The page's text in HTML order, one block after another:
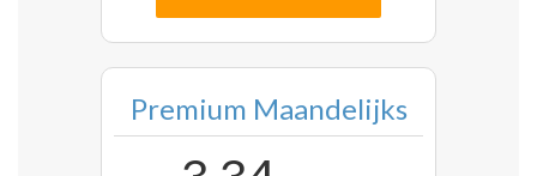
Premium Maandelijks